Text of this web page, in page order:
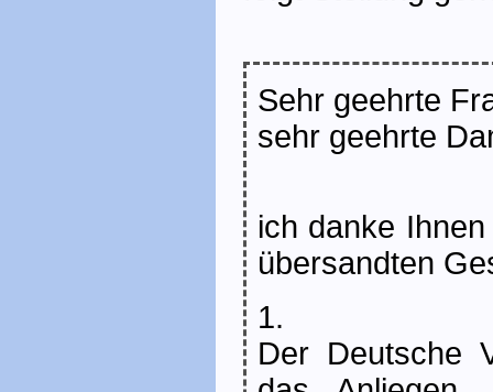
Sehr geehrte
sehr geehrte
ich danke
übersandten
1.
Der Deutsche